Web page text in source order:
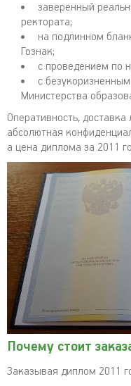
заверенный
ректората;
на подлинном
Гознак;
с проведением по
с
Министерства
Оперативность,
абсолютная
а цена диплома за 2011
Почему стоит
Заказывая диплом 2011